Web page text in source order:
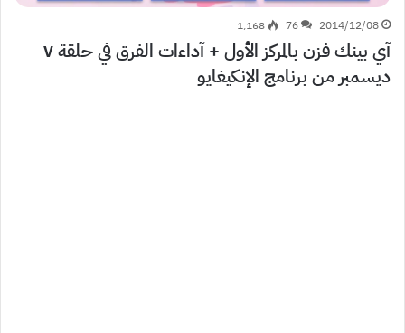
2014/12/08
76 1٬168
آي بينك فزن بالمركز الأول + آداءات الفرق في حلقة ٧
ديسمبر من برنامج الإنكيغايو